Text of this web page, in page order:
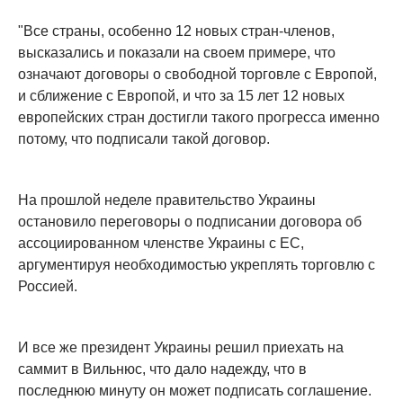
"Все страны, особенно 12 новых стран-членов,
высказались и показали на своем примере, что
означают договоры о свободной торговле с Европой,
и сближение с Европой, и что за 15 лет 12 новых
европейских стран достигли такого прогресса именно
потому, что подписали такой договор.
На прошлой неделе правительство Украины
остановило переговоры о подписании договора об
ассоциированном членстве Украины с ЕС,
аргументируя необходимостью укреплять торговлю с
Россией.
И все же президент Украины решил приехать на
саммит в Вильнюс, что дало надежду, что в
последнюю минуту он может подписать соглашение.